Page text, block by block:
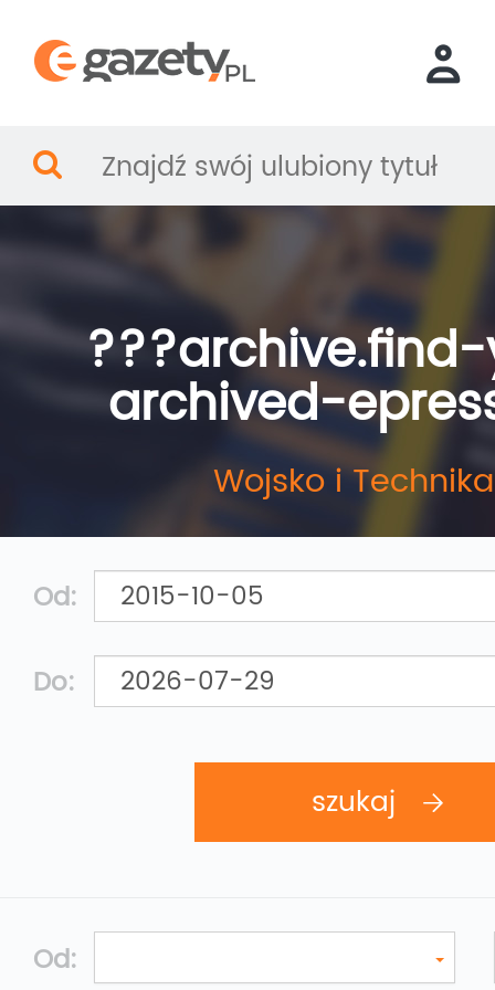
archived-
Wojsko i Technika
Od:
Do:
Od: